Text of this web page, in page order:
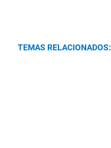
TEMAS RELACIONADOS: